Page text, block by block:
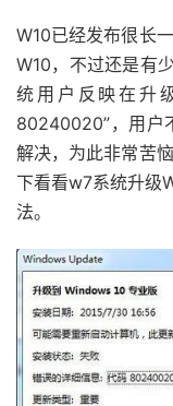
W10已经发布很长
W10，不过还是有
统用户反映在升
80240020”，用户
解决，为此非常苦
下看看w7系统升级
法。